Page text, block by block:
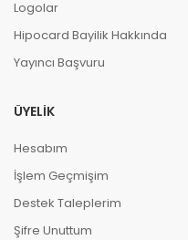
Logolar
Hipocard Bayilik Hakkında
Yayıncı Başvuru
ÜYELIK
Hesabım
İşlem Geçmişim
Destek Taleplerim
Şifre Unuttum